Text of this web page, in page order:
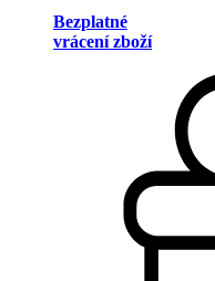
Bezplatné
vrácení zboží